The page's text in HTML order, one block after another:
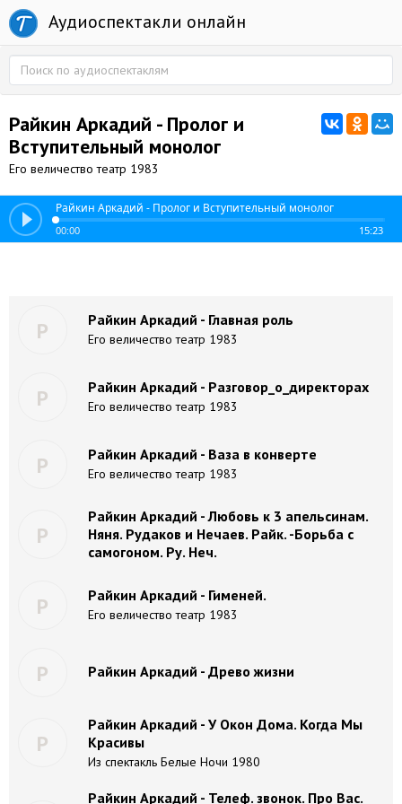
Аудиоспектакли онлайн
Райкин Аркадий - Пролог и
Вступительный монолог
Его величество театр 1983
Райкин Аркадий - Пролог и Вступительный монолог
00:00 15:23
Р Райкин Аркадий - Главная роль
Его величество театр 1983
Р Райкин Аркадий - Разговор_о_директорах
Его величество театр 1983
Р Райкин Аркадий - Ваза в конверте
Его величество театр 1983
Р
Райкин Аркадий - Любовь к 3 апельсинам.
Няня. Рудаков и Нечаев. Райк. -Борьба с
самогоном. Ру. Неч.
Р Райкин Аркадий - Гименей.
Его величество театр 1983
Р Райкин Аркадий - Древо жизни
Р
Райкин Аркадий - У Окон Дома. Когда Мы
Красивы
Из спектакль Белые Ночи 1980
Райкин Аркадий - Телеф. звонок. Про Вас.